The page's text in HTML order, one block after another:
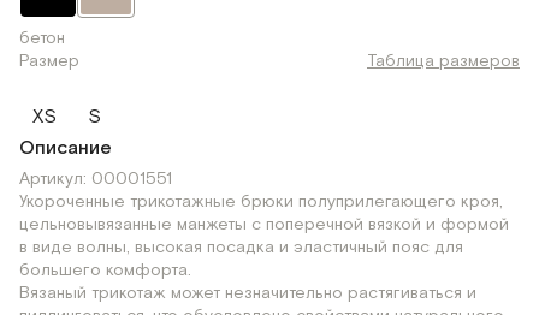
бетон
Размер
Таблица размеров
XS
S
Описание
Артикул: 00001551
Укороченные трикотажные брюки полуприлегающего кроя,
цельновывязанные манжеты с поперечной вязкой и формой
в виде волны, высокая посадка и эластичный пояс для
большего комфорта.
Вязаный трикотаж может незначительно растягиваться и